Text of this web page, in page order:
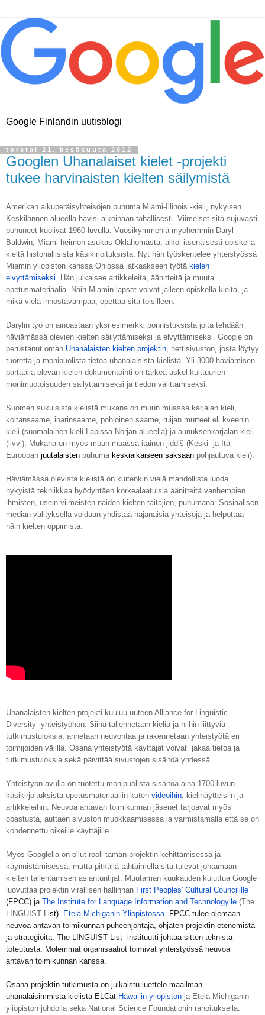
Google Finlandin uutisblogi
torstai 21. kesäkuuta 2012
Googlen Uhanalaiset kielet -projekti
tukee harvinaisten kielten säilymistä
Amerikan alkuperäisyhteisöjen puhuma Miami-Illinois -kieli, nykyisen
Keskilännen alueella hävisi aikoinaan tahallisesti. Viimeiset sitä sujuvasti
puhuneet kuolivat 1960-luvulla. Vuosikymmeniä myöhemmin Daryl
Baldwin, Miami-heimon asukas Oklahomasta, alkoi itsenäisesti opiskella
kieltä historiallisista käsikirjoituksista. Nyt hän työskentelee yhteistyössä
Miamin yliopiston kanssa Ohiossa jatkaakseen työtä kielen
elvyttämiseksi. Hän julkaisee artikkeleita, äänitteitä ja muuta
opetusmateriaalia. Näin Miamin lapset voivat jälleen opiskella kieltä, ja
mikä vielä innostavampaa, opettaa sitä toisilleen.
Darylin työ on ainoastaan yksi esimerkki ponnistuksista joita tehdään
häviämässä olevien kielten säilyttämiseksi ja elvyttämiseksi. Google on
perustanut oman Uhanalaisten kielten projektin, nettisivuston, josta löytyy
tuoretta ja monipuolista tietoa uhanalaisista kielistä. Yli 3000 häviämisen
partaalla olevan kielen dokumentointi on tärkeä askel kulttuurien
monimuotoisuuden säilyttämiseksi ja tiedon välittämiseksi.
Suomen sukuisista kielistä mukana on muun muassa karjalan kieli,
koltansaame, inarinsaame, pohjoinen saame, ruijan murteet eli kveenin
kieli (suomalainen kieli Lapissa Norjan alueella) ja aunuksenkarjalan kieli
(livvi). Mukana on myös muun muassa itäinen jiddiš (Keski- ja Itä-
Euroopan juutalaisten puhuma keskiaikaiseen saksaan pohjautuva kieli).
Häviämässä olevista kielistä on kuitenkin vielä mahdollista luoda
nykyistä tekniikkaa hyödyntäen korkealaatuisia äänitteitä vanhempien
ihmisten, usein viimeisten näiden kielten taitajien, puhumana. Sosiaalisen
median välityksellä voidaan yhdistää hajanaisia yhteisöjä ja helpottaa
näin kielten oppimista.
Uhanalaisten kielten projekti kuuluu uuteen Alliance for Linguistic
Diversity -yhteistyöhön. Siinä tallennetaan kieliä ja niihin liittyviä
tutkimustuloksia, annetaan neuvontaa ja rakennetaan yhteistyötä eri
toimijoiden välillä. Osana yhteistyötä käyttäjät voivat  jakaa tietoa ja
tutkimustuloksia sekä päivittää sivustojen sisältöä yhdessä.
Yhteistyön avulla on tuotettu monipuolista sisältöä aina 1700-luvun
käsikirjoituksista opetusmateriaaliin kuten videoihin, kielinäytteisiin ja
artikkeleihin. Neuvoa antavan toimikunnan jäsenet tarjoavat myös
opastusta, auttaen sivuston muokkaamisessa ja varmistamalla että se on
kohdennettu oikeille käyttäjille.
Myös Googlella on ollut rooli tämän projektin kehittämisessä ja
käynnistämisessä, mutta pitkällä tähtäimellä sitä tulevat johtamaan
kielten tallentamisen asiantuntijat. Muutaman kuukauden kuluttua Google
luovuttaa projektin virallisen hallinnan First Peoples' Cultural Councilille
(FPCC) ja The Institute for Language Information and Technologylle (The
LINGUIST List) Etelä-Michiganin Yliopistossa. FPCC tulee olemaan
neuvoa antavan toimikunnan puheenjohtaja, ohjaten projektin etenemistä
ja strategioita. The LINGUIST List -instituutti johtaa sitten teknistä
toteutusta. Molemmat organisaatiot toimivat yhteistyössä neuvoa
antavan toimikunnan kanssa.
Osana projektin tutkimusta on julkaistu luettelo maailman
uhanalaisimmista kielistä ELCat Hawai’in yliopiston ja Etelä-Michiganin
yliopiston johdolla sekä National Science Foundationin rahoituksella.